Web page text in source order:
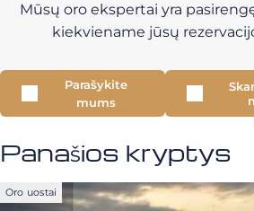
Mūsų oro ekspertai yra
kiekviename jūsų
Parašykite
mums
Panašios kryptys
Oro uostai